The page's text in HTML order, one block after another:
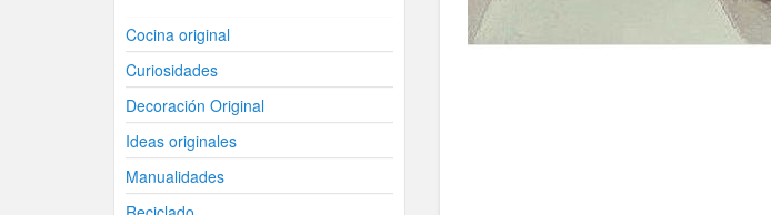
Cocina original
Curiosidades
Decoración Original
Ideas originales
Manualidades